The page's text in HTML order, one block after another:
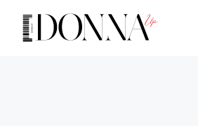
contenuto